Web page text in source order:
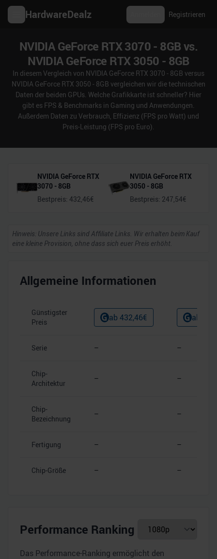
HardwareDealz Registrieren
NVIDIA GeForce RTX 3070 - 8GB vs.
NVIDIA GeForce RTX 3050 - 8GB
In diesem Vergleich von NVIDIA GeForce RTX 3070 - 8GB versus
NVIDIA GeForce RTX 3050 - 8GB vergleichen wir die technischen
Daten der beiden GPUs. Welche Grafikkarte ist schneller? Hier
gibt es FPS & Benchmarks in Gaming und Anwendungen.
Außerdem Daten zu Verbrauch, Effizienz (FPS pro Watt) und
Preis-Leistung (FPS pro Euro).
NVIDIA GeForce RTX
3070 - 8GB
Bestpreis: 432,46€
NVIDIA GeForce RTX
3050 - 8GB
Bestpreis: 247,54€
Hinweis: Unsere Links sind Affiliate Links. Wir erhalten beim Kauf
eine kleine Provision, ohne dass sich euer Preis erhöht.
Allgemeine Informationen
Günstigster
Preis
ab 432,46€ ab
Serie – –
Chip-
Architektur
– –
Chip-
Bezeichnung
– –
Fertigung – –
Chip-Größe – –
Performance Ranking
Das Performance-Ranking ermöglicht den